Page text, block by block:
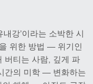
강’이라는 소박한 시
위한 방법 — 위기인
티는 사람, 깊게 파
간의 미학 — 변화하는